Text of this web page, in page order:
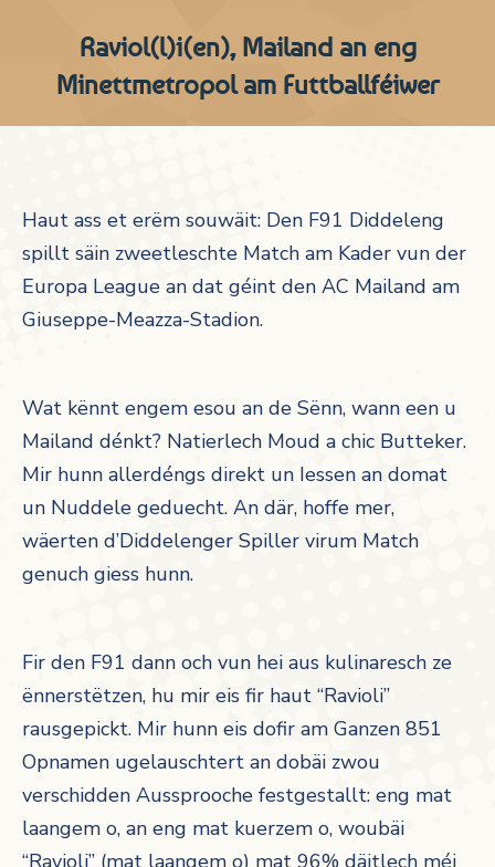
Raviol(l)i(en), Mailand an eng
Minettmetropol am Futtballféiwer
Haut ass et erëm souwäit: Den F91 Diddeleng
spillt säin zweetleschte Match am Kader vun der
Europa League an dat géint den AC Mailand am
Giuseppe-Meazza-Stadion.
Wat kënnt engem esou an de Sënn, wann een u
Mailand dénkt? Natierlech Moud a chic Butteker.
Mir hunn allerdéngs direkt un Iessen an domat
un Nuddele geduecht. An där, hoffe mer,
wäerten d’Diddelenger Spiller virum Match
genuch giess hunn.
Fir den F91 dann och vun hei aus kulinaresch ze
ënnerstëtzen, hu mir eis fir haut “Ravioli”
rausgepickt. Mir hunn eis dofir am Ganzen 851
Opnamen ugelauschtert an dobäi zwou
verschidden Aussprooche festgestallt: eng mat
laangem o, an eng mat kuerzem o, woubäi
“Ravioli” (mat laangem o) mat 96% däitlech méi